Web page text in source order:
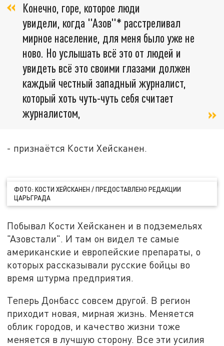
Конечно, горе, которое люди
увидели, когда "Азов"* расстреливал
мирное население, для меня было уже не
ново. Но услышать всё это от людей и
увидеть всё это своими глазами должен
каждый честный западный журналист,
который хоть чуть-чуть себя считает
журналистом,
- признаётся Кости Хейсканен.
ФОТО: КОСТИ ХЕЙСКАНЕН / ПРЕДОСТАВЛЕНО РЕДАКЦИИ
ЦАРЬГРАДА
Побывал Кости Хейсканен и в подземельях
"Азовстали". И там он видел те самые
американские и европейские препараты, о
которых рассказывали русские бойцы во
время штурма предприятия.
Теперь Донбасс совсем другой. В регион
приходит новая, мирная жизнь. Меняется
облик городов, и качество жизни тоже
меняется в лучшую сторону. Все эти усилия